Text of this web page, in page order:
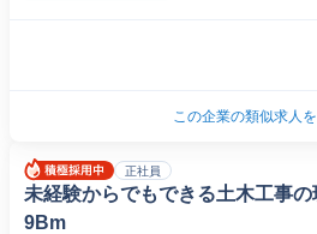
この企業の類似求人
正社員
未経験からでもできる土木工事
9Bm